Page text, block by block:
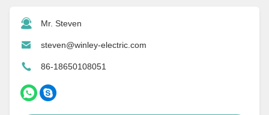
Mr. Steven
steven@winley-electric.com
86-18650108051